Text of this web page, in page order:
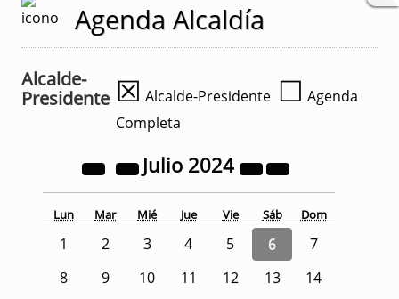
Agenda Alcaldía
Alcalde-
Presidente ☒ Alcalde-Presidente ☐ Agenda
Completa
Julio 2024
Lun Mar Mié Jue Vie Sáb Dom
1 2 3 4 5 6
7
8
9 10 11 12 13
14